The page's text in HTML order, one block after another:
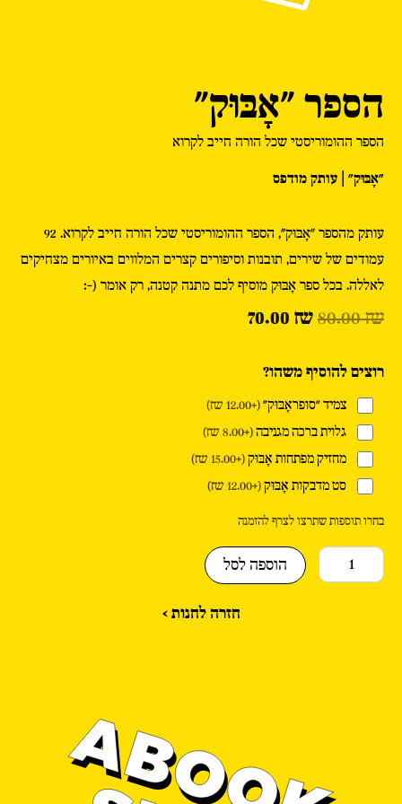
הספר "אָבּוּק"
הספר ההומוריסטי שכל הורה חייב לקרוא
"אָבּוּק" | עותק מודפס
עותק מהספר "אָבּוּק", הספר ההומוריסטי שכל הורה חייב לקרוא. 92
עמודים של שירים, תובנות וסיפורים קצרים המלווים באיורים מצחיקים
לאללה. בכל ספר אָבּוּק מוסיף לכם מתנה קטנה, רק אומר (-:
80.00₪
המחיר
80.00 ₪.
70.00 ₪
המחיר
70.00 ₪.
רוצים להוסיף משהו?
צמיד "סופראָבּוּק"(+12.00 ₪)
גלוית ברכה מגניבה(+8.00 ₪)
מחזיק מפתחות אָבּוּק(+15.00 ₪)
סט מדבקות אָבּוּק(+12.00 ₪)
בחרו תוספות שתרצו לצרף להזמנה
של
"אָבּוּק"
הוספה לסל
חזרה לחנות >